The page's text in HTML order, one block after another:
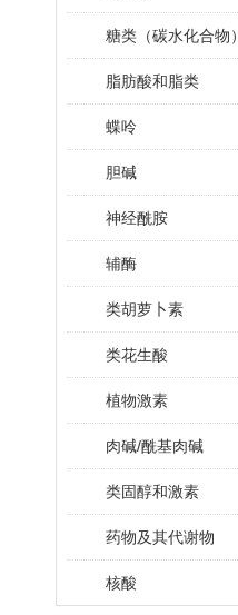
糖类（碳水化合物）
脂肪酸和脂类
蝶呤
胆碱
神经酰胺
辅酶
类胡萝卜素
类花生酸
植物激素
肉碱/酰基肉碱
类固醇和激素
药物及其代谢物
核酸